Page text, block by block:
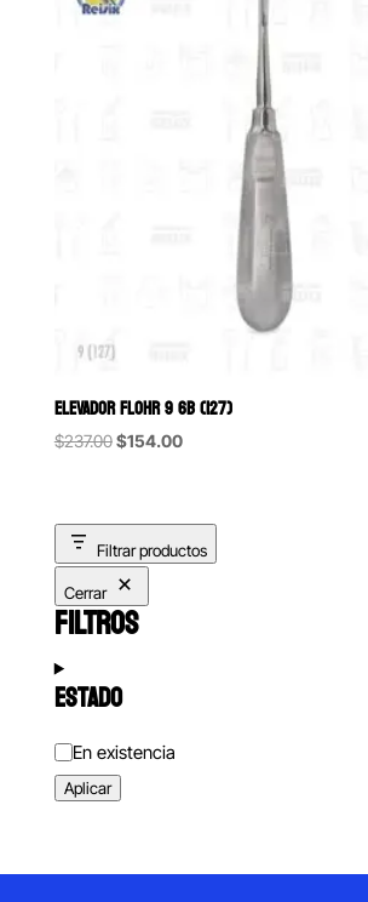
ELEVADOR FLOHR 9 6B (127)
$237.00Original
$237.00.
$154.00Current
$154.00.
Filtrar productos
Cerrar
FILTROS
ESTADO
Estado
En existencia
Aplicar